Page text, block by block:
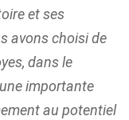
et ses
avons choisi de
dans le
importante
au potentiel